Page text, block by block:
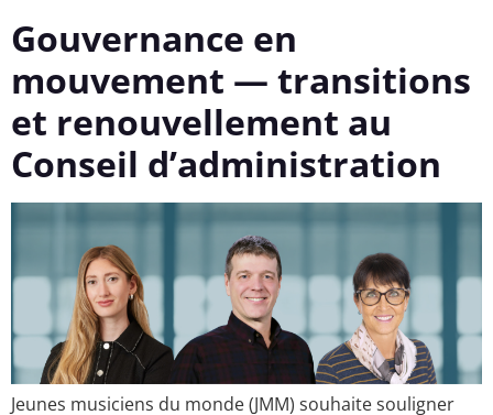
Gouvernance en
mouvement — transitions
et renouvellement au
Conseil d’administration
Jeunes musiciens du monde (JMM) souhaite souligner